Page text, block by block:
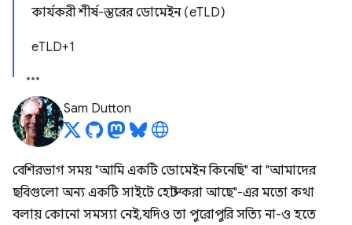
কার্যকরী শীর্ষ-স্তরের ডোমেইন (eTLD)
eTLD+1
Sam Dutton
বেশিরভাগ সময় "আমি একটি ডোমেইন কিনেছি" বা "আমাদের
ছবিগুলো অন্য একটি সাইটে হোস্ট করা আছে"-এর মতো কথা
বলায় কোনো সমস্যা নেই, যদিও তা পুরোপুরি সত্যি না-ও হতে